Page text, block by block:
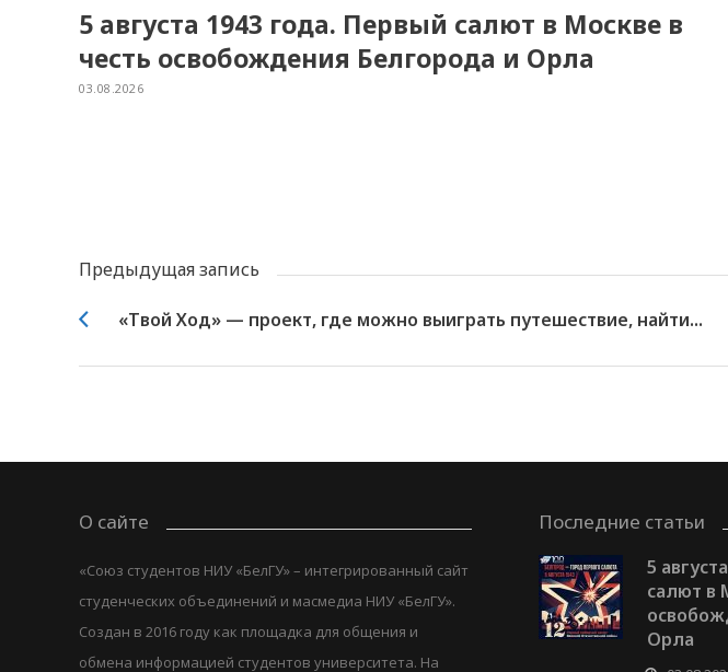
5 августа 1943 года. Первый салют в Москве в
честь освобождения Белгорода и Орла
03.08.2026
Предыдущая запись
«Твой Ход» — проект, где можно выиграть путешествие, найти...
О сайте
«Союз студентов НИУ «БелГУ» – интегрированный сайт
студенческих объединений и масмедиа НИУ «БелГУ».
Создан в 2016 году как площадка для общения и
обмена информацией студентов университета. На
Последние статьи
5
салют в
Орла